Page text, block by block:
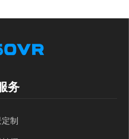
务
制